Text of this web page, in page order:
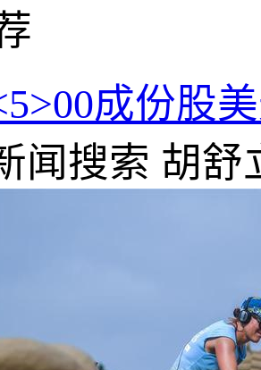
成份股
闻搜索 胡舒